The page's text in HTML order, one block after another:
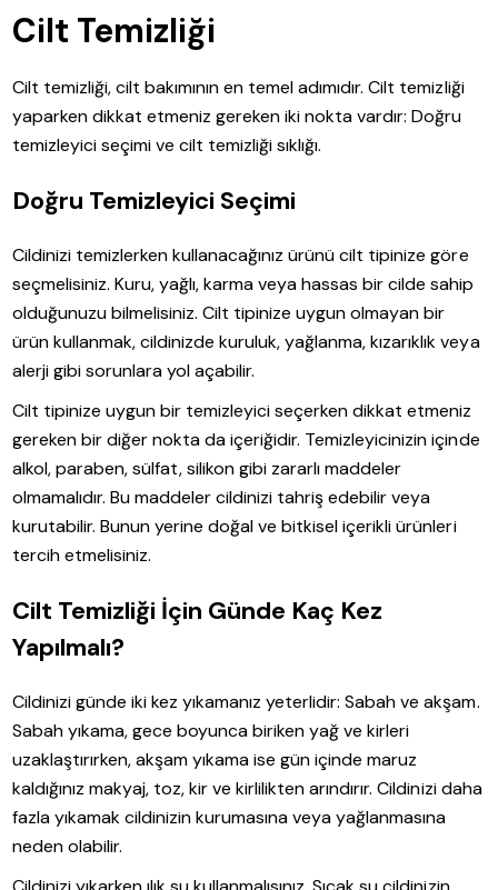
Cilt Temizliği
Cilt temizliği, cilt bakımının en temel adımıdır. Cilt temizliği
yaparken dikkat etmeniz gereken iki nokta vardır: Doğru
temizleyici seçimi ve cilt temizliği sıklığı.
Doğru Temizleyici Seçimi
Cildinizi temizlerken kullanacağınız ürünü cilt tipinize göre
seçmelisiniz. Kuru, yağlı, karma veya hassas bir cilde sahip
olduğunuzu bilmelisiniz. Cilt tipinize uygun olmayan bir
ürün kullanmak, cildinizde kuruluk, yağlanma, kızarıklık veya
alerji gibi sorunlara yol açabilir.
Cilt tipinize uygun bir temizleyici seçerken dikkat etmeniz
gereken bir diğer nokta da içeriğidir. Temizleyicinizin içinde
alkol, paraben, sülfat, silikon gibi zararlı maddeler
olmamalıdır. Bu maddeler cildinizi tahriş edebilir veya
kurutabilir. Bunun yerine doğal ve bitkisel içerikli ürünleri
tercih etmelisiniz.
Cilt Temizliği İçin Günde Kaç Kez
Yapılmalı?
Cildinizi günde iki kez yıkamanız yeterlidir: Sabah ve akşam.
Sabah yıkama, gece boyunca biriken yağ ve kirleri
uzaklaştırırken, akşam yıkama ise gün içinde maruz
kaldığınız makyaj, toz, kir ve kirlilikten arındırır. Cildinizi daha
fazla yıkamak cildinizin kurumasına veya yağlanmasına
neden olabilir.